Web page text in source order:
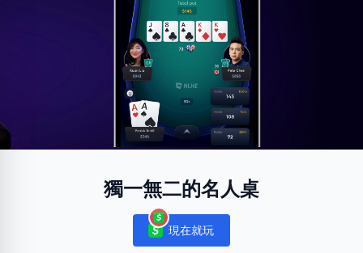
獨一無二的名人桌
Notifications
現在就玩